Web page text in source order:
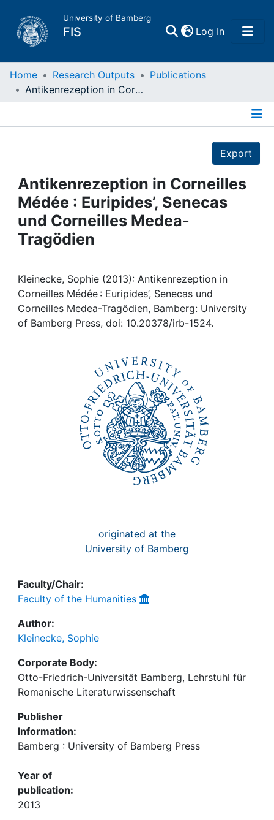
University of Bamberg
FIS Log In(current)
Home
Projects
People
Institutions
Awards
My FIS
Home Research Outputs
Publications
Antikenrezeption in Corneilles Médée : Euripides’, Senecas und Corneilles Medea-Tragödien
Export
Antikenrezeption in Corneilles
Médée : Euripides’, Senecas
und Corneilles Medea-
Tragödien
Kleinecke, Sophie (2013): Antikenrezeption in
Corneilles Médée : Euripides’, Senecas und
Corneilles Medea-Tragödien, Bamberg: University
of Bamberg Press, doi: 10.20378/irb-1524.
originated at the
University of Bamberg
Faculty/Chair:
Faculty of the Humanities
Author:
Kleinecke, Sophie
Corporate Body:
Otto-Friedrich-Universität Bamberg, Lehrstuhl für
Romanische Literaturwissenschaft
Publisher
Information:
Bamberg : University of Bamberg Press
Year of
publication:
2013